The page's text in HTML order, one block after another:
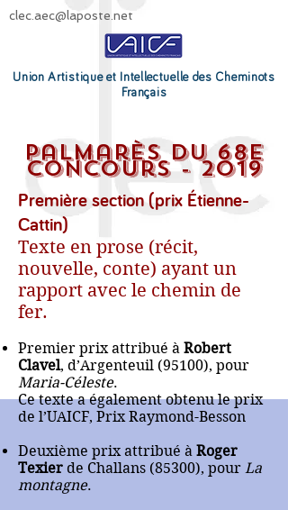
clec.aec@laposte.net
Union Artistique et Intellectuelle des Cheminots
Français
Palmarès du 68e
concours - 2019
Première section (prix Étienne-
Cattin)
Texte en prose (récit,
nouvelle, conte) ayant un
rapport avec le chemin de
fer.
Premier prix attribué à Robert
Clavel, d’Argenteuil (95100), pour
Maria-Céleste.
Ce texte a également obtenu le prix
de l’UAICF, Prix Raymond-Besson
Deuxième prix attribué à Roger
Texier de Challans (85300), pour La
montagne.